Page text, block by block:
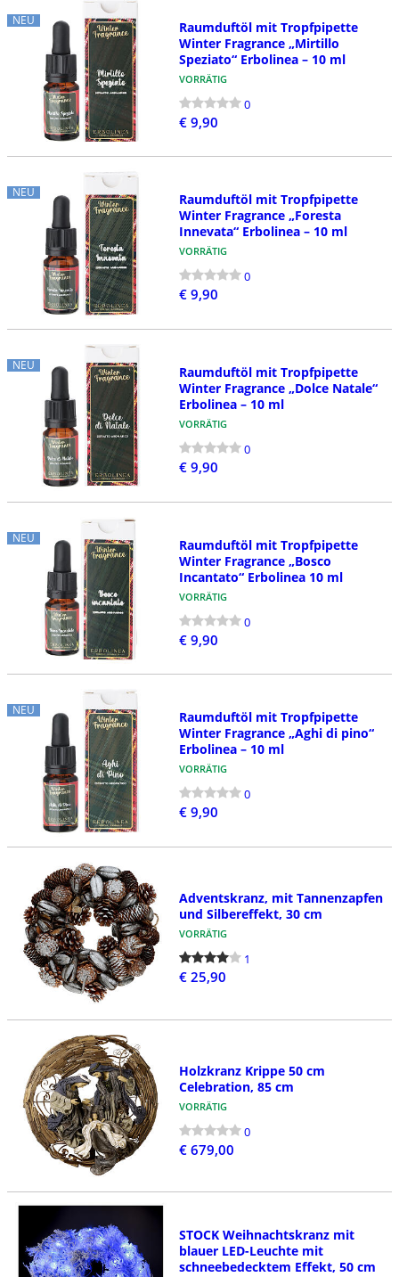
NEU
Raumduftöl mit Tropfpipette
Winter Fragrance „Mirtillo
Speziato“ Erbolinea – 10 ml
VORRÄTIG
0
€ 9,90
NEU
Raumduftöl mit Tropfpipette
Winter Fragrance „Foresta
Innevata“ Erbolinea – 10 ml
VORRÄTIG
0
€ 9,90
NEU
Raumduftöl mit Tropfpipette
Winter Fragrance „Dolce Natale“
Erbolinea – 10 ml
VORRÄTIG
0
€ 9,90
NEU
Raumduftöl mit Tropfpipette
Winter Fragrance „Bosco
Incantato“ Erbolinea 10 ml
VORRÄTIG
0
€ 9,90
NEU
Raumduftöl mit Tropfpipette
Winter Fragrance „Aghi di pino“
Erbolinea – 10 ml
VORRÄTIG
0
€ 9,90
Adventskranz, mit Tannenzapfen
und Silbereffekt, 30 cm
VORRÄTIG
1
€ 25,90
Holzkranz Krippe 50 cm
Celebration, 85 cm
VORRÄTIG
0
€ 679,00
STOCK Weihnachtskranz mit
blauer LED-Leuchte mit
schneebedecktem Effekt, 50 cm